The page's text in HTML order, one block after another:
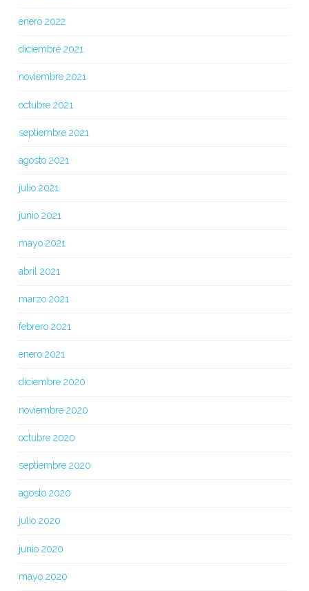
enero 2022
diciembre 2021
noviembre 2021
octubre 2021
septiembre 2021
agosto 2021
julio 2021
junio 2021
mayo 2021
abril 2021
marzo 2021
febrero 2021
enero 2021
diciembre 2020
noviembre 2020
octubre 2020
septiembre 2020
agosto 2020
julio 2020
junio 2020
mayo 2020